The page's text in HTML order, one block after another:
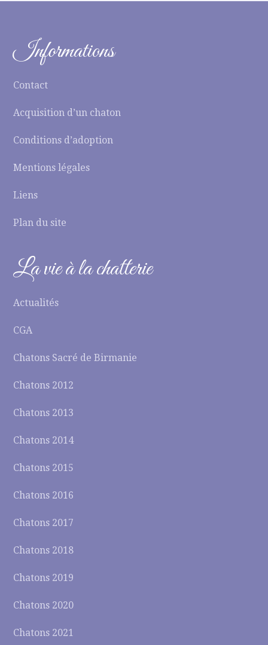
Informations
Contact
Acquisition d’un chaton
Conditions d’adoption
Mentions légales
Liens
Plan du site
La vie à la chatterie
Actualités
CGA
Chatons Sacré de Birmanie
Chatons 2012
Chatons 2013
Chatons 2014
Chatons 2015
Chatons 2016
Chatons 2017
Chatons 2018
Chatons 2019
Chatons 2020
Chatons 2021